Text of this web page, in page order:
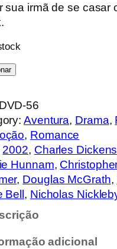
sua irmã de se casar
DVD-56
Aventura, Drama,
, Romance
2002, Charles Dickens
Hunnam,
, Douglas McGrath,
, Nicholas
adicional